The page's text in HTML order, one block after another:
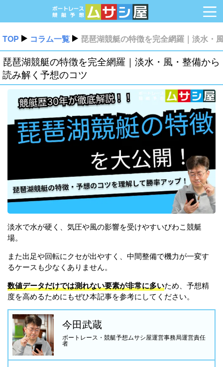
TOP コラム一覧 琵琶湖競艇の特徴を完全網羅｜淡水・
琵琶湖競艇の特徴を完全網羅｜淡水・風・整備から
読み解く予想のコツ
淡水で水が硬く、気圧や風の影響を受けやすいびわこ競艇
場。
また出足や回転にクセが出やすく、中間整備で機力が一変す
るケースも少なくありません。
数値データだけでは測れない要素が非常に多いため、予想精
度を高めるためにもぜひ本記事を参考にしてください。
今田武蔵
ボートレース・競艇予想ムサシ屋運営事務局運営責任
者